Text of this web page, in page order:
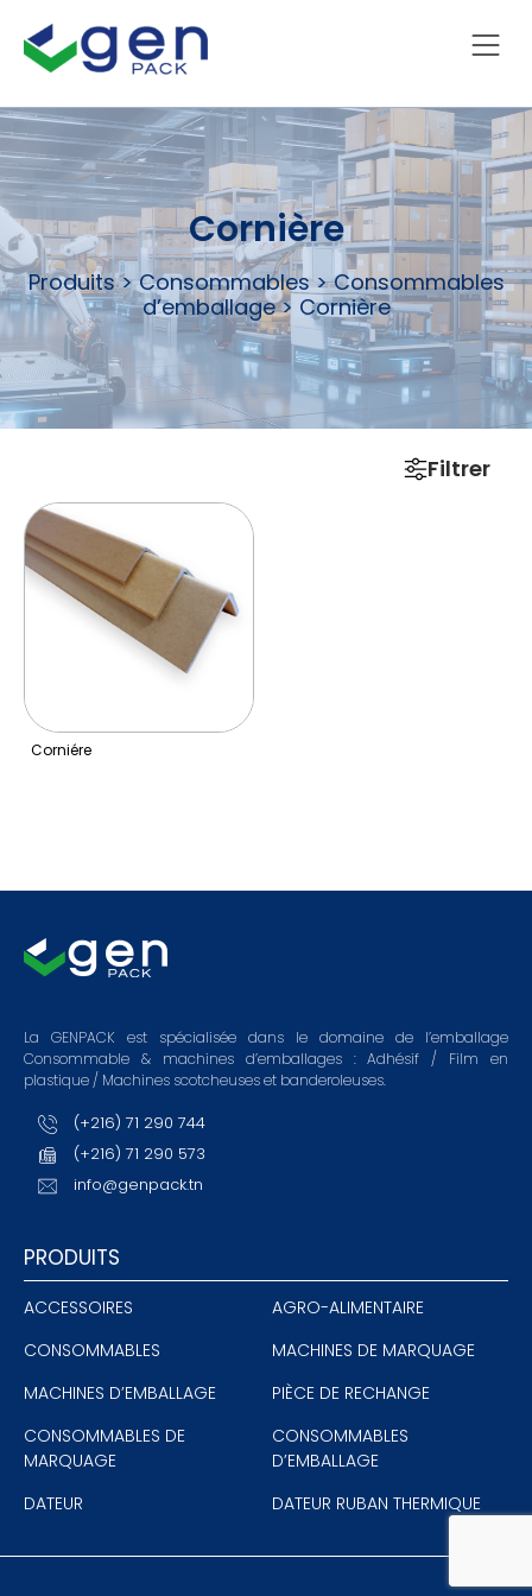
Cornière
Produits>Consommables>Consommables
d’emballage> Cornière
Filtrer
Corniére
La GENPACK est spécialisée dans le domaine de l’emballage
Consommable & machines d’emballages : Adhésif / Film en
plastique / Machines scotcheuses et banderoleuses.
(+216) 71 290 744
(+216) 71 290 573
info@genpack.tn
PRODUITS
ACCESSOIRES
AGRO-ALIMENTAIRE
CONSOMMABLES
MACHINES DE MARQUAGE
MACHINES D’EMBALLAGE
PIÈCE DE RECHANGE
CONSOMMABLES DE
MARQUAGE
CONSOMMABLES
D’EMBALLAGE
DATEUR
DATEUR RUBAN THERMIQUE